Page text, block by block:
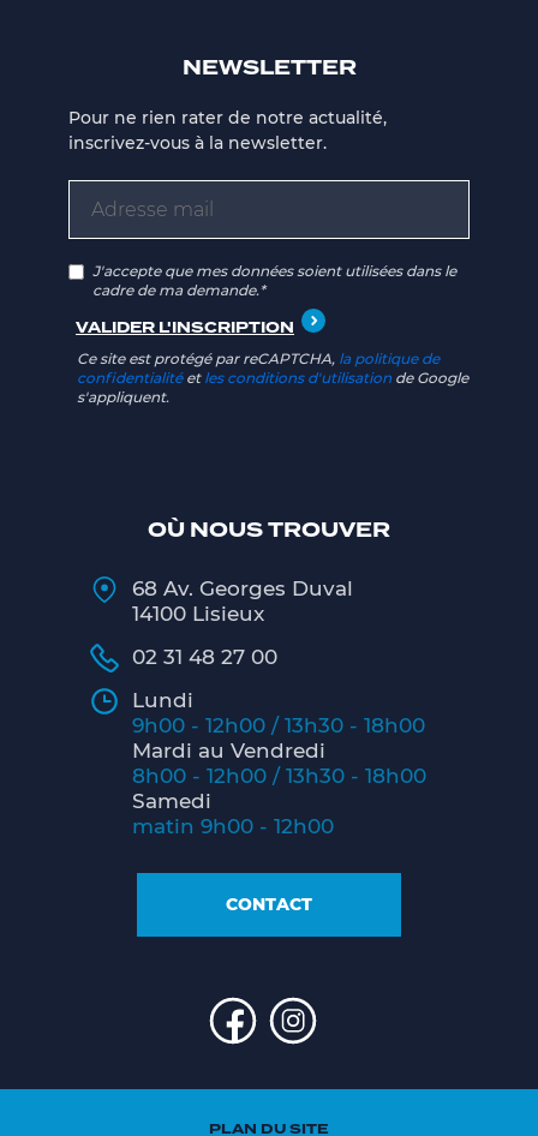
OÙ NOUS TROUVER
68 Av. Georges Duval
14100 Lisieux
02 31 48 27 00
Lundi
9h00 - 12h00 / 13h30 - 18h00
Mardi au Vendredi
8h00 - 12h00 / 13h30 - 18h00
Samedi
matin 9h00 - 12h00
CONTACT
NEWSLETTER
Pour ne rien rater de notre actualité,
inscrivez-vous à la newsletter.
J'accepte que mes données soient utilisées dans le
cadre de ma demande.*
Ce site est protégé par reCAPTCHA, la politique de
confidentialitéet les conditions d'utilisation de Google
s'appliquent.
PLAN DU SITE